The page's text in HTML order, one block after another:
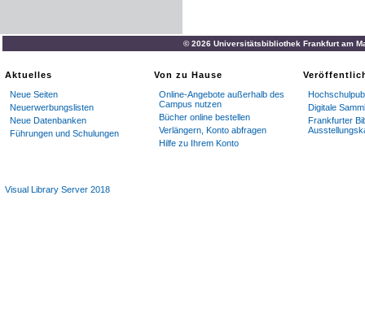
© 2026 Universitätsbibliothek Frankfurt am
Aktuelles
Neue Seiten
Neuerwerbungslisten
Neue Datenbanken
Führungen und Schulungen
Von zu Hause
Online-Angebote außerhalb des
Campus nutzen
Bücher online bestellen
Verlängern, Konto abfragen
Hilfe zu Ihrem Konto
Digitale
Frankfurter
Visual Library Server 2018